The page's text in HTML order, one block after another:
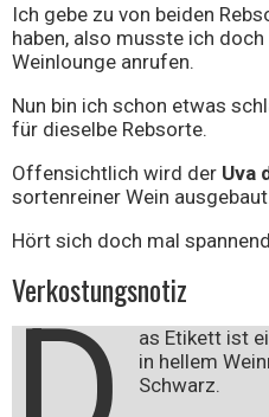
Ich gebe zu von beiden
haben, also musste ich
Weinlounge anrufen.
Nun bin ich schon etwas
für dieselbe Rebsorte.
Offensichtlich wird der Uva
sortenreiner Wein ausgebaut.
Hört sich doch mal
Verkostungsnotiz
as Etikett ist
in hellem
Schwarz.